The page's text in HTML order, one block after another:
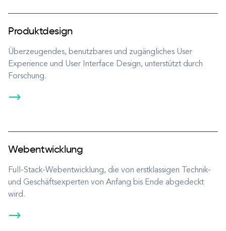
Produktdesign
Überzeugendes, benutzbares und zugängliches User
Experience und User Interface Design, unterstützt durch
Forschung.
Webentwicklung
Full-Stack-Webentwicklung, die von erstklassigen Technik-
und Geschäftsexperten von Anfang bis Ende abgedeckt
wird.